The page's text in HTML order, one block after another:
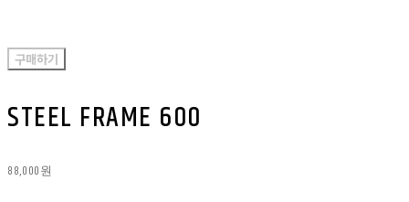
구매하기
STEEL FRAME 600
88,000원